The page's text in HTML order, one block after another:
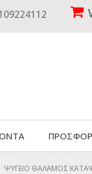
ΨΥΓΕΙΟ ΘΑΛΑΜΟΣ